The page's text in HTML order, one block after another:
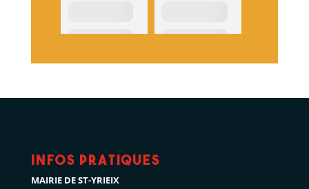
Infos pratiques
MAIRIE DE ST-YRIEIX